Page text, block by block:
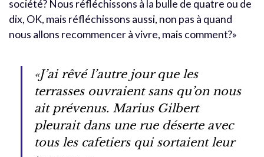
société? Nous réfléchissons à la bulle de quatre ou de
dix, OK, mais réfléchissons aussi, non pas à quand
nous allons recommencer à vivre, mais comment?»
«J’ai rêvé l’autre jour que les
terrasses ouvraient sans qu’on nous
ait prévenus. Marius Gilbert
pleurait dans une rue déserte avec
tous les cafetiers qui sortaient leur